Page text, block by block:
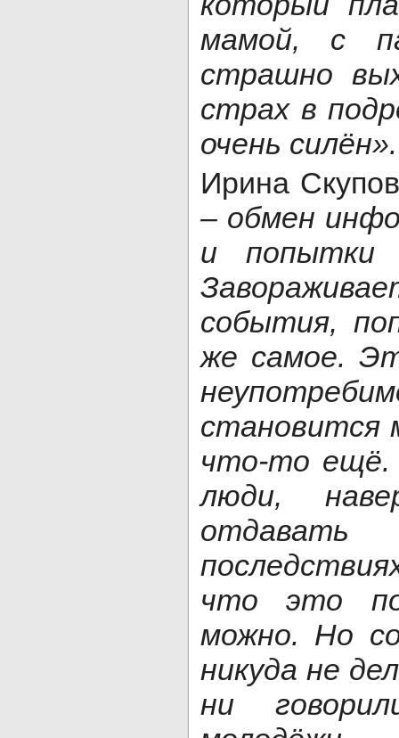
мамой, с
страшно
страх в
очень силён».
Ирина
– обмен
и попытки
события,
же самое.
становится
что-то ещё.
люди,
что это
можно. Но
никуда не
ни